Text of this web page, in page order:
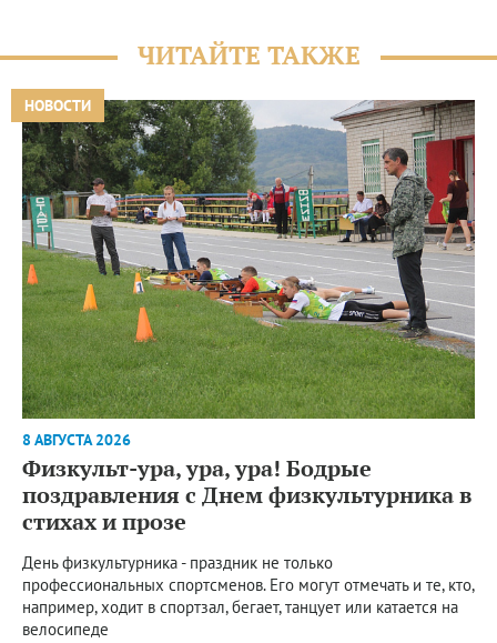
ЧИТАЙТЕ ТАКЖЕ
НОВОСТИ
8 АВГУСТА 2026
Физкульт-ура, ура, ура! Бодрые
поздравления с Днем физкультурника в
стихах и прозе
День физкультурника - праздник не только
профессиональных спортсменов. Его могут отмечать и те, кто,
например, ходит в спортзал, бегает, танцует или катается на
велосипеде